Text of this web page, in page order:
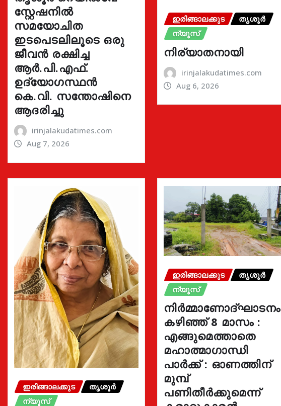
സ്റ്റേഷനിൽ
സമയോചിത
ഇടപെടലിലൂടെ ഒരു
ജീവൻ രക്ഷിച്ച
ആർ.പി.എഫ്.
ഉദ്യോഗസ്ഥൻ
കെ.വി. സന്തോഷിനെ
ആദരിച്ചു
irinjalakudatimes.com
Aug 7, 2026
ഇരിങ്ങാലക്കുട
തൃശൂർ
ന്യൂസ്
നിര്യാതനായി
irinjalakudatimes.com
Aug 6, 2026
ഇരിങ്ങാലക്കുട
തൃശൂർ
ന്യൂസ്
ഇരിങ്ങാലക്കുട
തൃശൂർ
ന്യൂസ്
നിർമ്മാണോദ്ഘാടനം
കഴിഞ്ഞ് 8 മാസം :
എങ്ങുമെത്താതെ
മഹാത്മാഗാന്ധി
പാർക്ക് : ഓണത്തിന്
മുമ്പ്
പണിതീർക്കുമെന്ന്